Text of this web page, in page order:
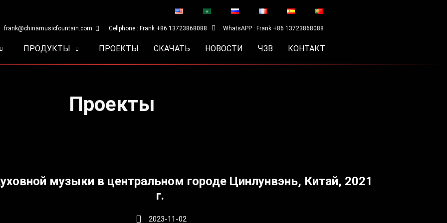
frank@chinamusicfountain.com Cellphone : Frank +86 13723868088 WhatsAPP : Frank +86 13723868088
ПРОДУКТЫ ПРОЕКТЫ СКАЧАТЬ НОВОСТИ ЧЗВ КОНТАКТ
Проекты
музыки в центральном городе Цинлунвэнь, Китай, 2021
г.
2023-11-02